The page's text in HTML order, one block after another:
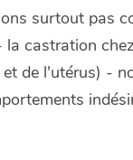
surtout pas
castration
de l'utérus) -